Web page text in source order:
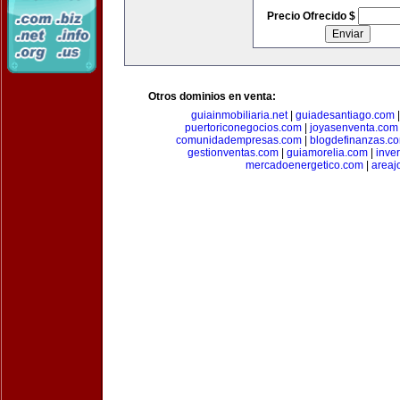
Precio Ofrecido $
Otros dominios en venta:
guiainmobiliaria.net| guiadesantiago.com
puertoriconegocios.com
joyasenventa.com
comunidadempresas.com|
gestionventas.com| guiamorelia.com|
mercadoenergetico.com